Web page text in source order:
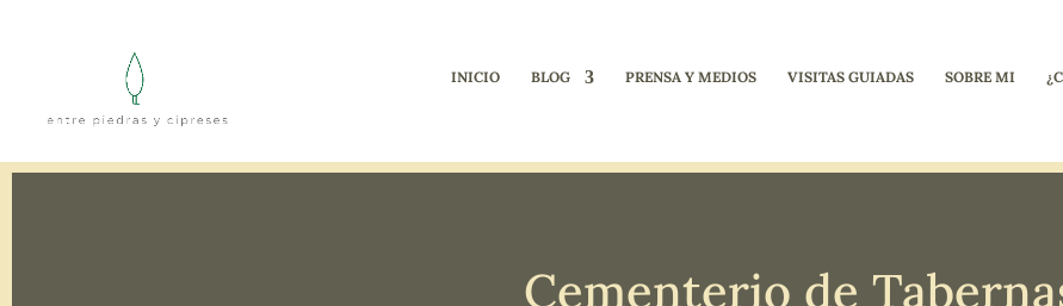
INICIO BLOG PRENSA Y MEDIOS VISITAS GUIADAS SOBRE MI
Cementerio de